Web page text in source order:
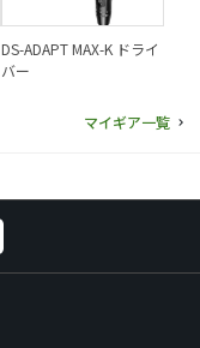
DS-ADAPT MAX-K ドライ
バー
マイギア一覧